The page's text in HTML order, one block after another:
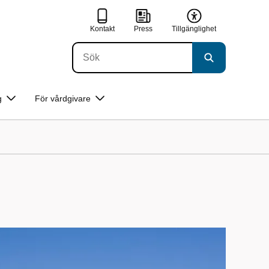
Kontakt Press Tillgänglighet
För vårdgivare